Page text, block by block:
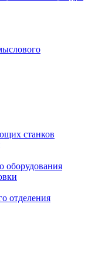
станков
оборудования
отделения